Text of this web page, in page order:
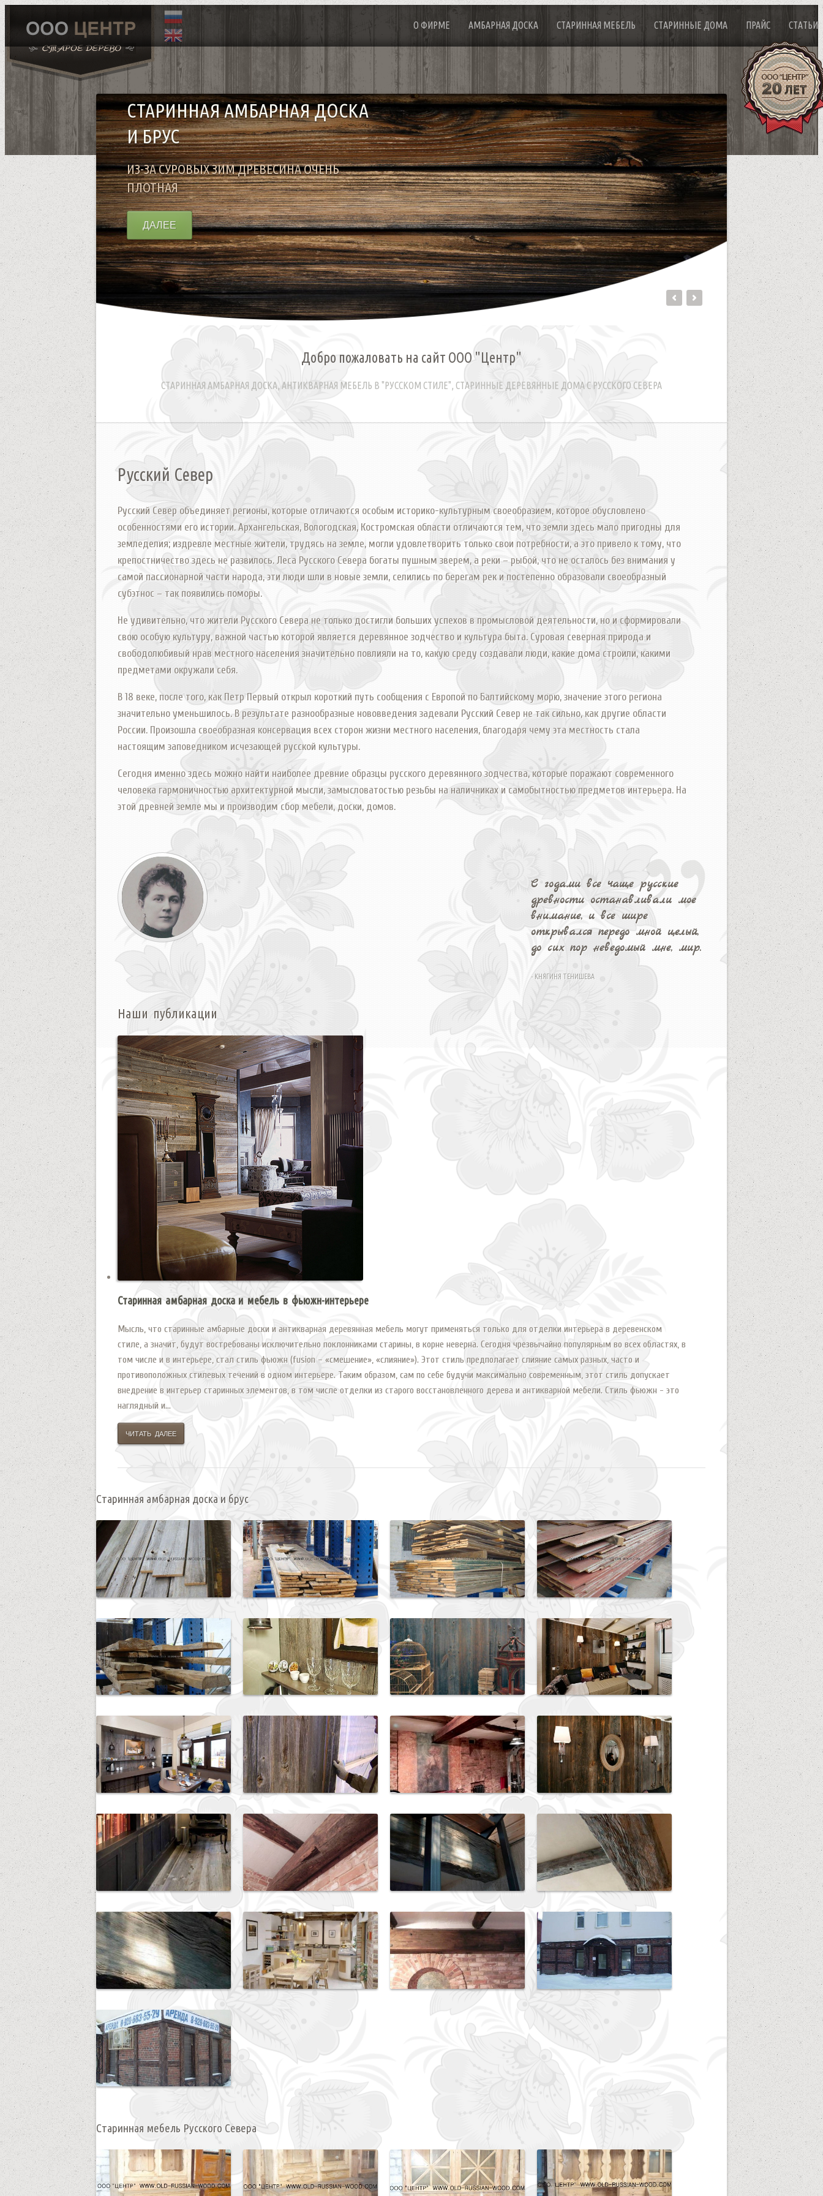
О ФИРМЕ АМБАРНАЯ ДОСКА СТАРИННАЯ МЕБЕЛЬ СТАРИННЫЕ ДОМА ПРАЙС СТАТЬИ
СТАРИННАЯ АМБАРНАЯ ДОСКА
И БРУС
ИЗ-ЗА СУРОВЫХ ЗИМ ДРЕВЕСИНА ОЧЕНЬ
ПЛОТНАЯ
ДАЛЕЕ
Добро пожаловать на сайт ООО "Центр"
СТАРИННАЯ АМБАРНАЯ ДОСКА, АНТИКВАРНАЯ МЕБЕЛЬ В "РУССКОМ СТИЛЕ", СТАРИННЫЕ ДЕРЕВЯННЫЕ ДОМА С РУССКОГО СЕВЕРА
Русский Север
Русский Север объединяет регионы, которые отличаются особым историко-культурным своеобразием, которое обусловлено
особенностями его истории. Архангельская, Вологодская, Костромская области отличаются тем, что земли здесь мало пригодны для
земледелия; издревле местные жители, трудясь на земле, могли удовлетворить только свои потребности, а это привело к тому, что
крепостничество здесь не развилось. Леса Русского Севера богаты пушным зверем, а реки – рыбой, что не осталось без внимания у
самой пассионарной части народа, эти люди шли в новые земли, селились по берегам рек и постепенно образовали своеобразный
субэтнос – так появились поморы.
Не удивительно, что жители Русского Севера не только достигли больших успехов в промысловой деятельности, но и сформировали
свою особую культуру, важной частью которой является деревянное зодчество и культура быта. Суровая северная природа и
свободолюбивый нрав местного населения значительно повлияли на то, какую среду создавали люди, какие дома строили, какими
предметами окружали себя.
В 18 веке, после того, как Петр Первый открыл короткий путь сообщения с Европой по Балтийскому морю, значение этого региона
значительно уменьшилось. В результате разнообразные нововведения задевали Русский Север не так сильно, как другие области
России. Произошла своеобразная консервация всех сторон жизни местного населения, благодаря чему эта местность стала
настоящим заповедником исчезающей русской культуры.
Сегодня именно здесь можно найти наиболее древние образцы русского деревянного зодчества, которые поражают современного
человека гармоничностью архитектурной мысли, замысловатостью резьбы на наличниках и самобытностью предметов интерьера. На
этой древней земле мы и производим сбор мебели, доски, домов.
С годами все чаще русские
древности останавливали мое
внимание, и все шире
открывался передо мной целый,
до сих пор неведомый мне, мир.
- КНЯГИНЯ ТЕНИШЕВА
Наши публикации
Старинная амбарная доска и мебель в фьюжн-интерьере
Мысль, что старинные амбарные доски и антикварная деревянная мебель могут применяться только для отделки интерьера в деревенском
стиле, а значит, будут востребованы исключительно поклонниками старины, в корне неверна. Сегодня чрезвычайно популярным во всех областях, в
том числе и в интерьере, стал стиль фьюжн (fusion – «смешение», «слияние»). Этот стиль предполагает слияние самых разных, часто и
противоположных стилевых течений в одном интерьере. Таким образом, сам по себе будучи максимально современным, этот стиль допускает
внедрение в интерьер старинных элементов, в том числе отделки из старого восстановленного дерева и антикварной мебели. Стиль фьюжн - это
наглядный и...
ЧИТАТЬ ДАЛЕЕ
Старинная амбарная доска и брус
Старинная мебель Русского Севера